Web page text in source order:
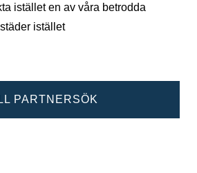
istället en av våra betrodda
istället
PARTNERSÖK